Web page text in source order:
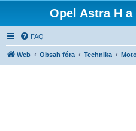
Opel Astra H
FAQ
Web Obsah fóra Technika